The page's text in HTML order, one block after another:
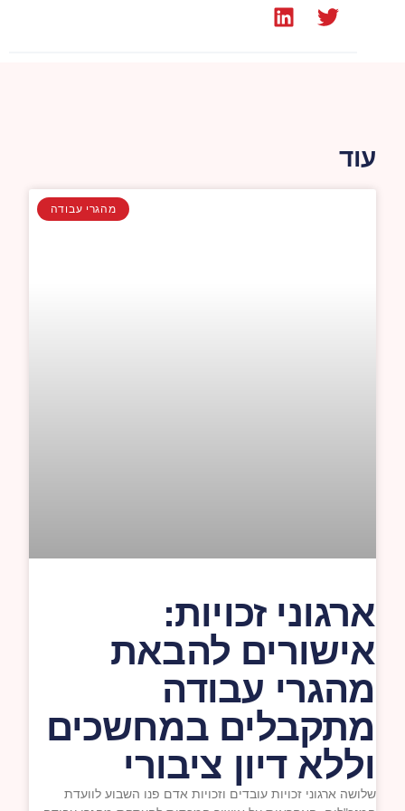
עוד
מהגרי עבודה
ארגוני זכויות:
אישורים להבאת
מהגרי עבודה
מתקבלים במחשכים
וללא דיון ציבורי
שלושה ארגוני זכויות עובדים וזכויות אדם פנו השבוע לוועדת